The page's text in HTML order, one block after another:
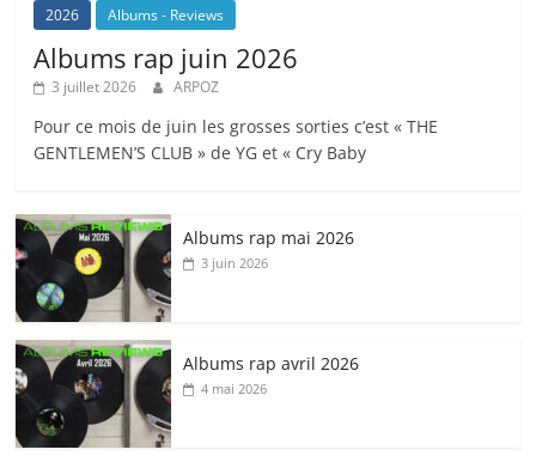
2026 Albums - Reviews
Albums rap juin 2026
3 juillet 2026 ARPOZ
Pour ce mois de juin les grosses sorties c’est « THE
GENTLEMEN’S CLUB » de YG et « Cry Baby
Albums rap mai 2026
3 juin 2026
Albums rap avril 2026
4 mai 2026